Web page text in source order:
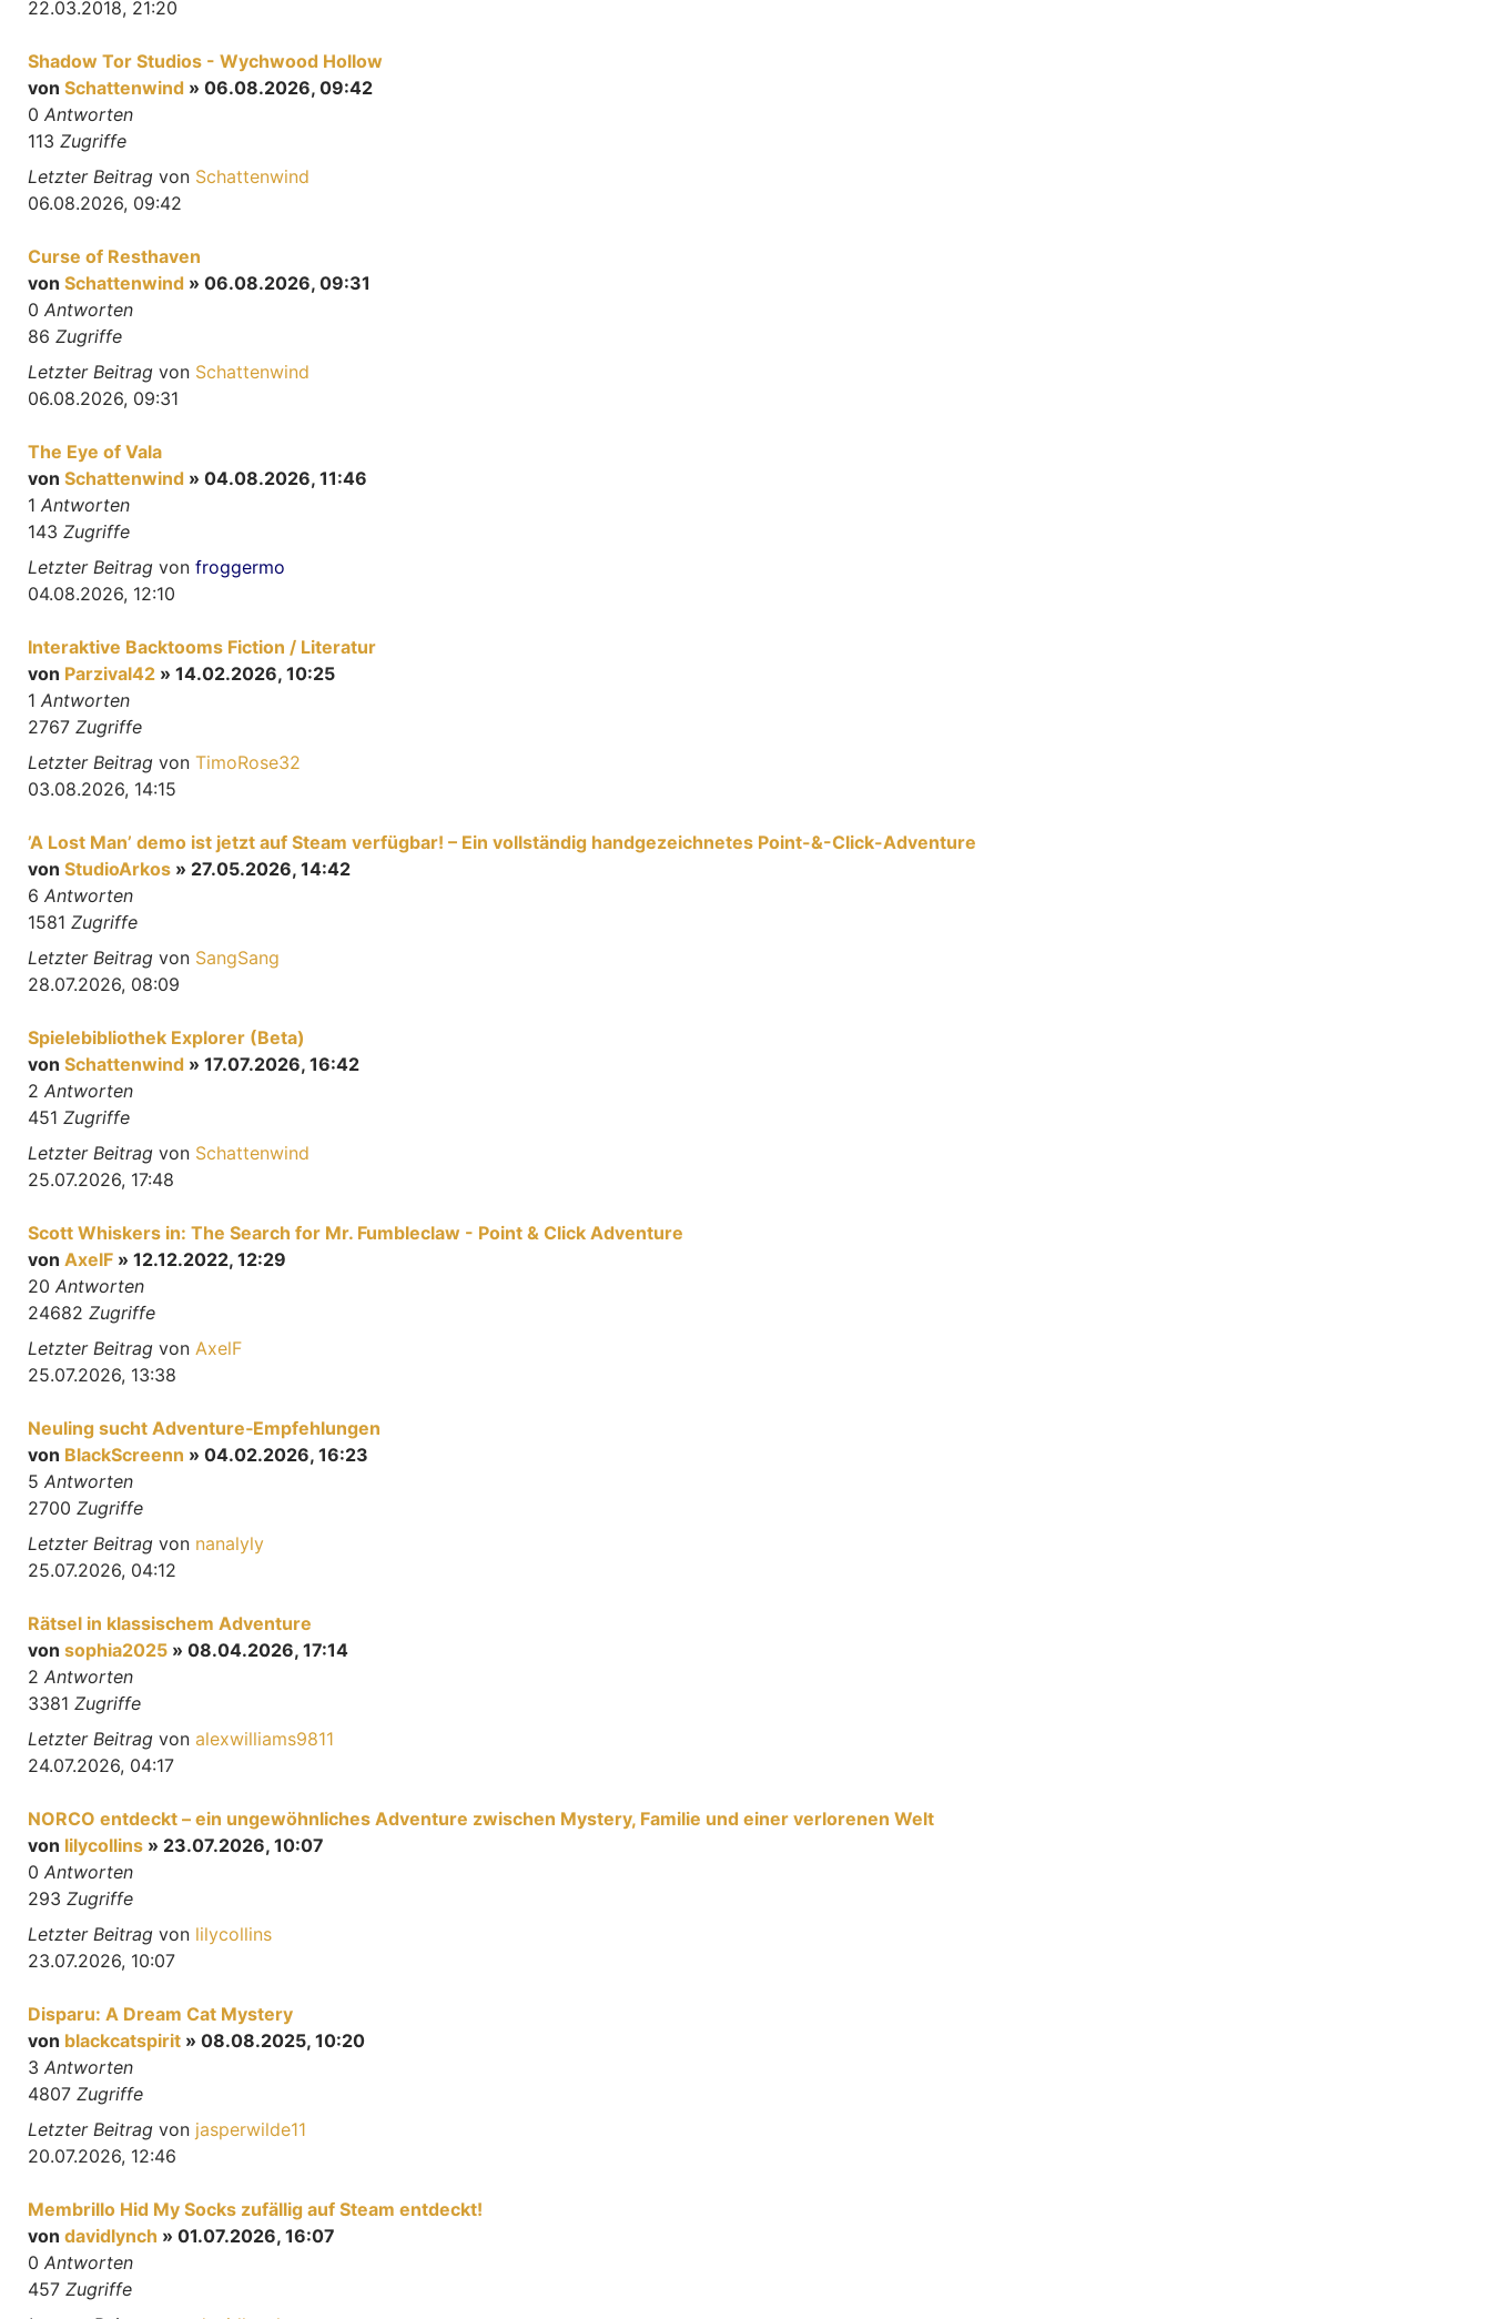
22.03.2018, 21:20
Shadow Tor Studios - Wychwood Hollow
von Schattenwind » 06.08.2026, 09:42
0 Antworten
113 Zugriffe
Letzter Beitrag von Schattenwind
06.08.2026, 09:42
Curse of Resthaven
von Schattenwind » 06.08.2026, 09:31
0 Antworten
86 Zugriffe
Letzter Beitrag von Schattenwind
06.08.2026, 09:31
The Eye of Vala
von Schattenwind » 04.08.2026, 11:46
1 Antworten
143 Zugriffe
Letzter Beitrag von froggermo
04.08.2026, 12:10
Interaktive Backtooms Fiction / Literatur
von Parzival42 » 14.02.2026, 10:25
1 Antworten
2767 Zugriffe
Letzter Beitrag von TimoRose32
03.08.2026, 14:15
’A Lost Man’ demo ist jetzt auf Steam verfügbar! – Ein vollständig handgezeichnetes Point-&-Click-Adventure
von StudioArkos » 27.05.2026, 14:42
6 Antworten
1581 Zugriffe
Letzter Beitrag von SangSang
28.07.2026, 08:09
Spielebibliothek Explorer (Beta)
von Schattenwind » 17.07.2026, 16:42
2 Antworten
451 Zugriffe
Letzter Beitrag von Schattenwind
25.07.2026, 17:48
Scott Whiskers in: The Search for Mr. Fumbleclaw - Point & Click Adventure
von AxelF » 12.12.2022, 12:29
20 Antworten
24682 Zugriffe
Letzter Beitrag von AxelF
25.07.2026, 13:38
Neuling sucht Adventure‑Empfehlungen
von BlackScreenn » 04.02.2026, 16:23
5 Antworten
2700 Zugriffe
Letzter Beitrag von nanalyly
25.07.2026, 04:12
Rätsel in klassischem Adventure
von sophia2025 » 08.04.2026, 17:14
2 Antworten
3381 Zugriffe
Letzter Beitrag von alexwilliams9811
24.07.2026, 04:17
NORCO entdeckt – ein ungewöhnliches Adventure zwischen Mystery, Familie und einer verlorenen Welt
von lilycollins » 23.07.2026, 10:07
0 Antworten
293 Zugriffe
Letzter Beitrag von lilycollins
23.07.2026, 10:07
Disparu: A Dream Cat Mystery
von blackcatspirit » 08.08.2025, 10:20
3 Antworten
4807 Zugriffe
Letzter Beitrag von jasperwilde11
20.07.2026, 12:46
Membrillo Hid My Socks zufällig auf Steam entdeckt!
von davidlynch » 01.07.2026, 16:07
0 Antworten
457 Zugriffe